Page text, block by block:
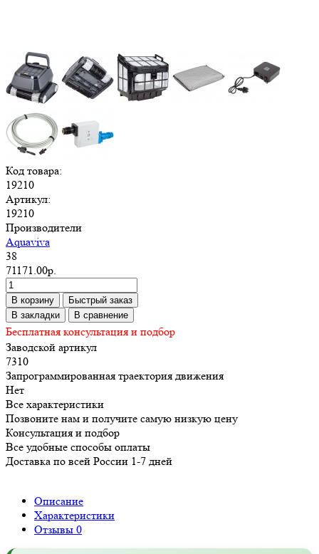
Код товара:
19210
Артикул:
19210
Производители
Aquaviva
38
71171.00р.
В корзину
Быстрый заказ
В закладки
В сравнение
Бесплатная консультация и подбор
Заводской артикул
7310
Запрограммированная траектория движения
Нет
Все характеристики
Позвоните нам и получите самую низкую цену
Консультация и подбор
Все удобные способы оплаты
Доставка по всей России 1-7 дней
Описание
Характеристики
Отзывы 0